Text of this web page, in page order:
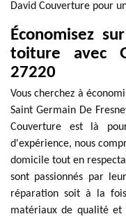
David Couverture pour
Économisez
toiture avec
27220
Vous cherchez à
Saint Germain De
Couverture est là
d'expérience, nous
domicile tout en
sont passionnés par
réparation soit à la
matériaux de qualité et